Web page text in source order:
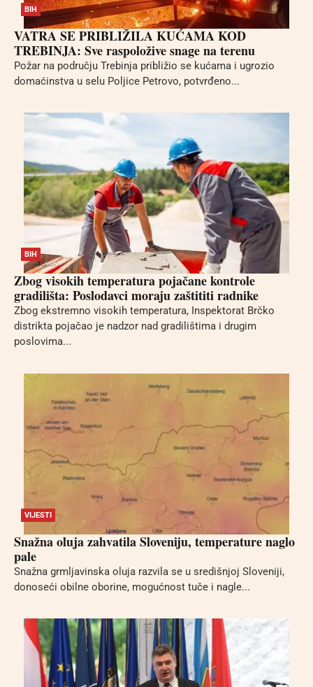
BIH
VATRA SE PRIBLIŽILA KUĆAMA KOD
TREBINJA: Sve raspoložive snage na terenu
Požar na području Trebinja približio se kućama i ugrozio
domaćinstva u selu Poljice Petrovo, potvrđeno...
BIH
Zbog visokih temperatura pojačane kontrole
gradilišta: Poslodavci moraju zaštititi radnike
Zbog ekstremno visokih temperatura, Inspektorat Brčko
distrikta pojačao je nadzor nad gradilištima i drugim
poslovima...
VIJESTI
Snažna oluja zahvatila Sloveniju, temperature naglo
pale
Snažna grmljavinska oluja razvila se u središnjoj Sloveniji,
donoseći obilne oborine, mogućnost tuče i nagle...